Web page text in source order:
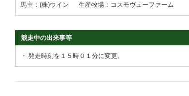
馬主：(株)ウイン
生産牧場：コスモヴューファーム
競走中の出来事等
・ 発走時刻を１５時０１分に変更。